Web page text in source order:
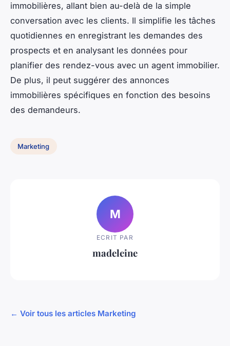
immobilières, allant bien au-delà de la simple
conversation avec les clients. Il simplifie les tâches
quotidiennes en enregistrant les demandes des
prospects et en analysant les données pour
planifier des rendez-vous avec un agent immobilier.
De plus, il peut suggérer des annonces
immobilières spécifiques en fonction des besoins
des demandeurs.
Marketing
M
ECRIT PAR
madeleine
← Voir tous les articles Marketing